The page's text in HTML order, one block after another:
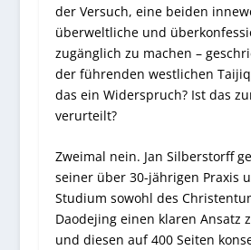
der Versuch, eine beiden
überweltliche und
zugänglich zu machen –
der führenden westlichen
das ein Widerspruch? Ist das
verurteilt?
Zweimal nein. Jan Silberstorff
seiner über 30-jährigen Praxis
Studium sowohl des
Daodejing einen klaren Ansatz
und diesen auf 400 Seiten